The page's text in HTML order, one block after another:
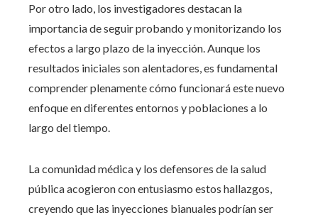
Por otro lado, los investigadores destacan la
importancia de seguir probando y monitorizando los
efectos a largo plazo de la inyección. Aunque los
resultados iniciales son alentadores, es fundamental
comprender plenamente cómo funcionará este nuevo
enfoque en diferentes entornos y poblaciones a lo
largo del tiempo.
La comunidad médica y los defensores de la salud
pública acogieron con entusiasmo estos hallazgos,
creyendo que las inyecciones bianuales podrían ser